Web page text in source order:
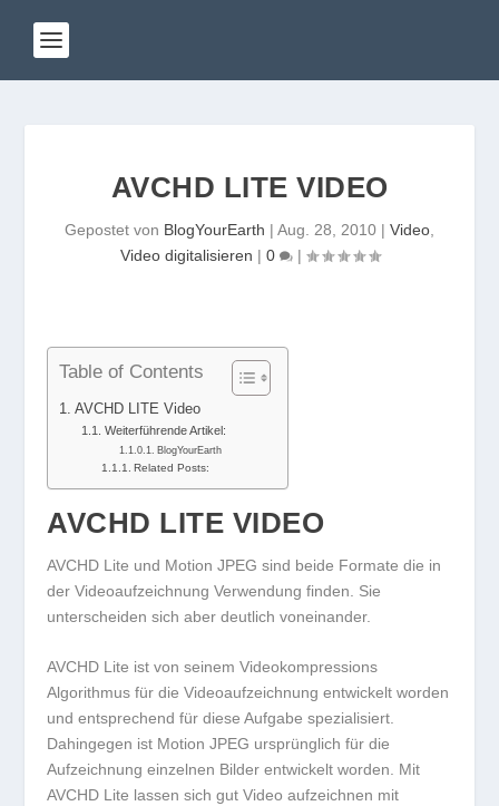
AVCHD LITE VIDEO
Gepostet von BlogYourEarth | Aug. 28, 2010 | Video
Video digitalisieren | 0 |
Table of Contents
AVCHD LITE Video
Weiterführende Artikel:
BlogYourEarth
Related Posts:
AVCHD LITE VIDEO
AVCHD Lite und Motion JPEG sind beide Formate die in
der Videoaufzeichnung Verwendung finden. Sie
unterscheiden sich aber deutlich voneinander.
AVCHD Lite ist von seinem Videokompressions
Algorithmus für die Videoaufzeichnung entwickelt worden
und entsprechend für diese Aufgabe spezialisiert.
Dahingegen ist Motion JPEG ursprünglich für die
Aufzeichnung einzelnen Bilder entwickelt worden. Mit
AVCHD Lite lassen sich gut Video aufzeichnen mit